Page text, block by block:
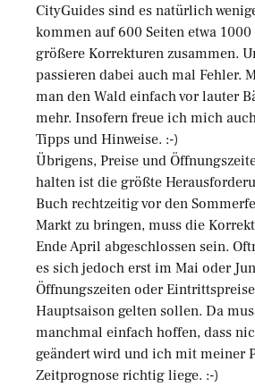
CityGuides sind es natürlich
kommen auf 600 Seiten etwa
größere Korrekturen zusammen.
passieren dabei auch mal Fehler.
man den Wald einfach vor lauter
mehr. Insofern freue ich mich
Tipps und Hinweise. :-)
Übrigens, Preise und
halten ist die größte
Buch rechtzeitig vor den
Markt zu bringen, muss die
Ende April abgeschlossen sein.
es sich jedoch erst im Mai oder
Öffnungszeiten oder
Hauptsaison gelten sollen. Da
manchmal einfach hoffen, dass
geändert wird und ich mit meiner
Zeitprognose richtig liege. :-)